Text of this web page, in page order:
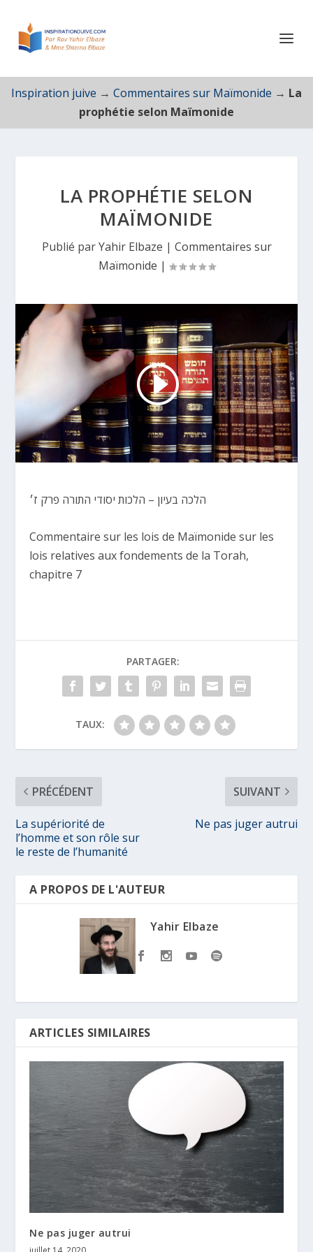
Inspiration juive → Commentaires sur Maïmonide → La
prophétie selon Maïmonide
LA PROPHÉTIE SELON
MAÏMONIDE
Publié parYahir Elbaze | Commentaires sur
Maïmonide |
הלכה בעיון – הלכות יסודי התורה פרק ז׳
Commentaire sur les lois de Maïmonide sur les
lois relatives aux fondements de la Torah,
chapitre 7
PARTAGER:
TAUX:
PRÉCÉDENT
La supériorité de
l’homme et son rôle sur
le reste de l’humanité
SUIVANT
Ne pas juger autrui
A PROPOS DE L'AUTEUR
Yahir Elbaze
ARTICLES SIMILAIRES
Ne pas juger autrui